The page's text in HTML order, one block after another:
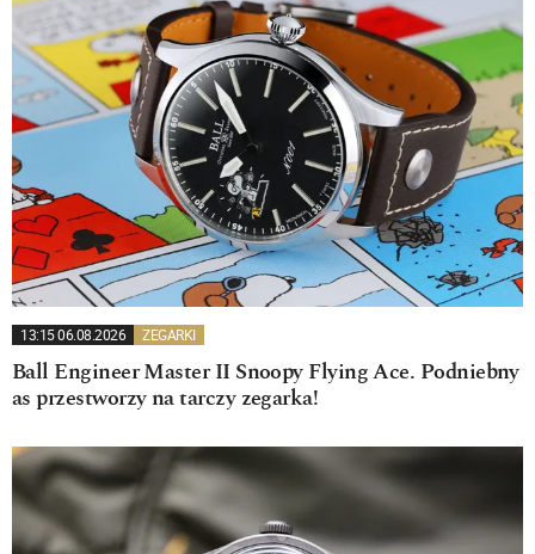
13:15 06.08.2026 ZEGARKI
Ball Engineer Master II Snoopy Flying Ace. Podniebny
as przestworzy na tarczy zegarka!